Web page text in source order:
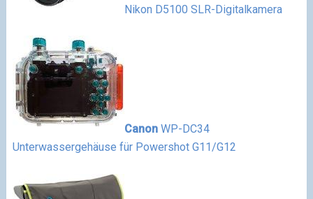
Nikon D5100 SLR-Digitalkamera
CanonWP-DC34
Unterwassergehäuse für Powershot G11/G12